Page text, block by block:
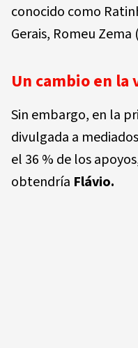
conocido como
Gerais, Romeu Zema
Un cambio en la
Sin embargo, en la
divulgada a
el 36 % de los
obtendría Flávio.